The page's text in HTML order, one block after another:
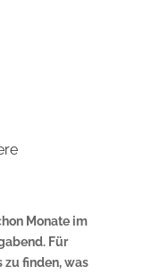
Monate im
Für
zu finden, was